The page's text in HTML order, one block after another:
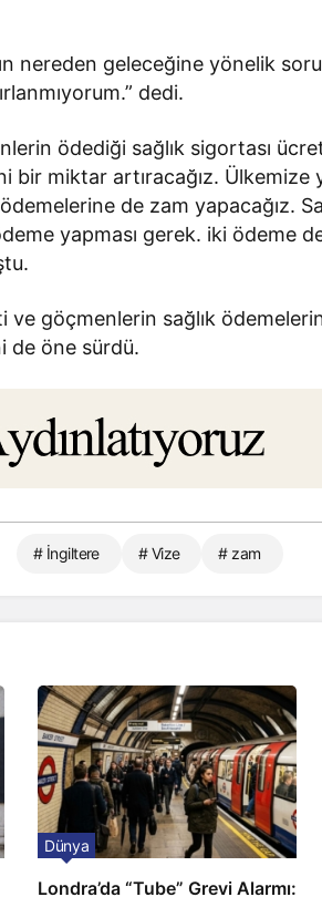
nereden geleceğine yönelik
dedi.
ödediği sağlık sigortası
bir miktar artıracağız. Ülkemize
de zam yapacağız.
yapması gerek. iki ödeme
ve göçmenlerin sağlık
de öne sürdü.
# İngiltere # Vize # zam
Londra’da “Tube” Grevi Alarmı:
Dünya